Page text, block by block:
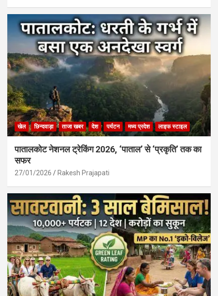
खेल छिन्दवाड़ा ताजा खबर देश पर्यटन मध्य प्रदेश लाइफ स्टाइल
पातालकोट नेशनल ट्रेकिंग 2026, ‘पाताल’ से ‘प्रकृति’ तक का
सफर
27/01/2026 Rakesh Prajapati